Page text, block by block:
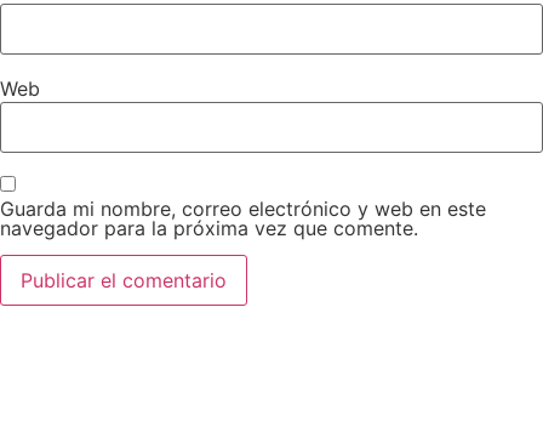
Web
Guarda mi nombre, correo electrónico y web en este
navegador para la próxima vez que comente.